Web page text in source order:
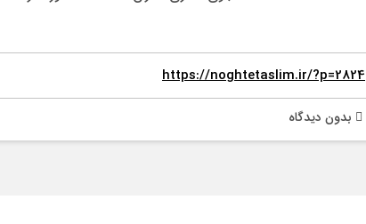
https://noghtetaslim.ir/?p=2824
بدون دیدگاه